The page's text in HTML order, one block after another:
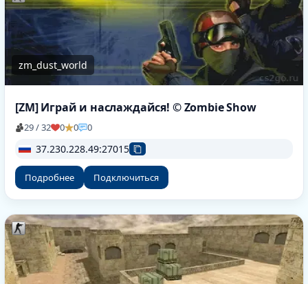
zm_dust_world
[ZM] Играй и наслаждайся! © Zombie Show
29 / 32 0 0 0
37.230.228.49:27015
Подробнее Подключиться